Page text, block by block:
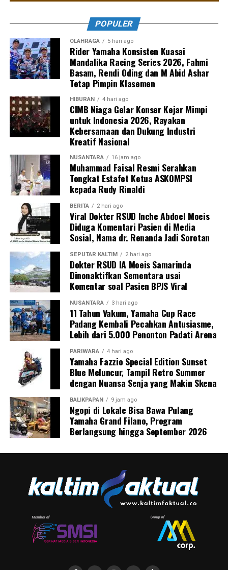
POPULER
OLAHRAGA 5 hari ago
Rider Yamaha Konsisten Kuasai
Mandalika Racing Series 2026, Fahmi
Basam, Rendi Oding dan M Abid Ashar
Tetap Pimpin Klasemen
HIBURAN 4 hari ago
CIMB Niaga Gelar Konser Kejar Mimpi
untuk Indonesia 2026, Rayakan
Kebersamaan dan Dukung Industri
Kreatif Nasional
NUSANTARA 16 jam ago
Muhammad Faisal Resmi Serahkan
Tongkat Estafet Ketua ASKOMPSI
kepada Rudy Rinaldi
BERITA 2 hari ago
Viral Dokter RSUD Inche Abdoel Moeis
Diduga Komentari Pasien di Media
Sosial, Nama dr. Renanda Jadi Sorotan
SEPUTAR KALTIM 2 hari ago
Dokter RSUD IA Moeis Samarinda
Dinonaktifkan Sementara usai
Komentar soal Pasien BPJS Viral
NUSANTARA 3 hari ago
11 Tahun Vakum, Yamaha Cup Race
Padang Kembali Pecahkan Antusiasme,
Lebih dari 5.000 Penonton Padati Arena
PARIWARA 4 hari ago
Yamaha Fazzio Special Edition Sunset
Blue Meluncur, Tampil Retro Summer
dengan Nuansa Senja yang Makin Skena
BALIKPAPAN 9 jam ago
Ngopi di Lokale Bisa Bawa Pulang
Yamaha Grand Filano, Program
Berlangsung hingga September 2026